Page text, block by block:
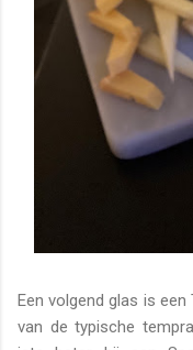
Een volgend glas is
van de typische